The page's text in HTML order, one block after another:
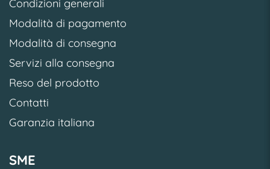
Condizioni generali
Modalità di pagamento
Modalità di consegna
Servizi alla consegna
Reso del prodotto
Contatti
Garanzia italiana
SME